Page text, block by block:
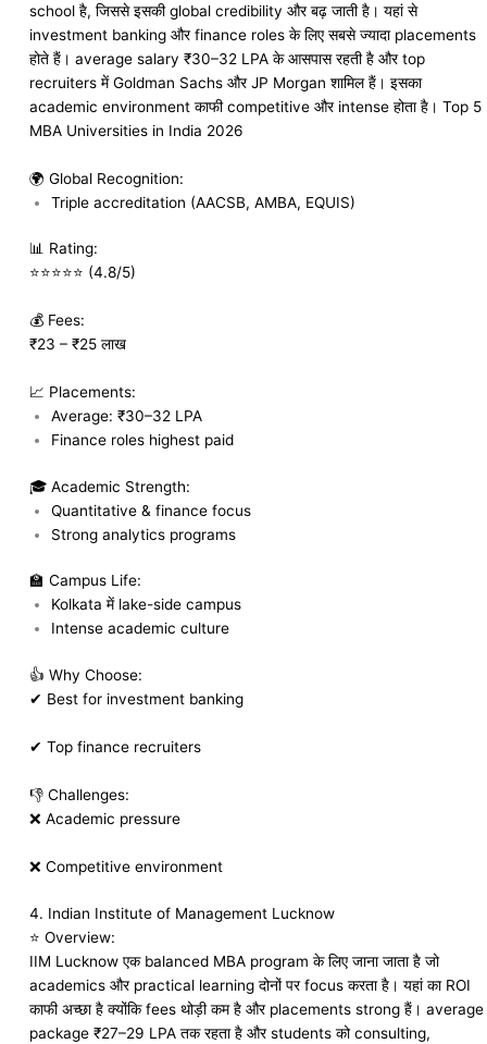
school है, जिससे इसकी global credibility और बढ़ जाती है। यहां से
investment banking और finance roles के लिए सबसे ज्यादा placements
होते हैं। average salary ₹30–32 LPA के आसपास रहती है और top
recruiters में Goldman Sachs और JP Morgan शामिल हैं। इसका
academic environment काफी competitive और intense होता है। Top 5
MBA Universities in India 2026
🌍 Global Recognition:
Triple accreditation (AACSB, AMBA, EQUIS)
📊 Rating:
⭐⭐⭐⭐⭐ (4.8/5)
💰 Fees:
₹23 – ₹25 लाख
📈 Placements:
Average: ₹30–32 LPA
Finance roles highest paid
🎓 Academic Strength:
Quantitative & finance focus
Strong analytics programs
🏫 Campus Life:
Kolkata में lake-side campus
Intense academic culture
👍 Why Choose:
✔ Best for investment banking
✔ Top finance recruiters
👎 Challenges:
❌ Academic pressure
❌ Competitive environment
4. Indian Institute of Management Lucknow
⭐ Overview:
IIM Lucknow एक balanced MBA program के लिए जाना जाता है जो
academics और practical learning दोनों पर focus करता है। यहां का ROI
काफी अच्छा है क्योंकि fees थोड़ी कम है और placements strong हैं। average
package ₹27–29 LPA तक रहता है और students को consulting,